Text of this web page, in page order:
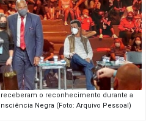
o reconhecimento durante a
Negra (Foto: Arquivo Pessoal)